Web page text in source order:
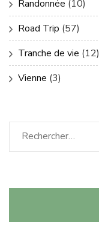
Randonnée (10)
Road Trip (57)
Tranche de vie (12)
Vienne (3)
Rechercher :